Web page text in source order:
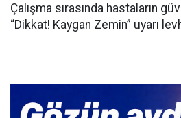
Çalışma sırasında hastaların
“Dikkat! Kaygan Zemin” uyarı